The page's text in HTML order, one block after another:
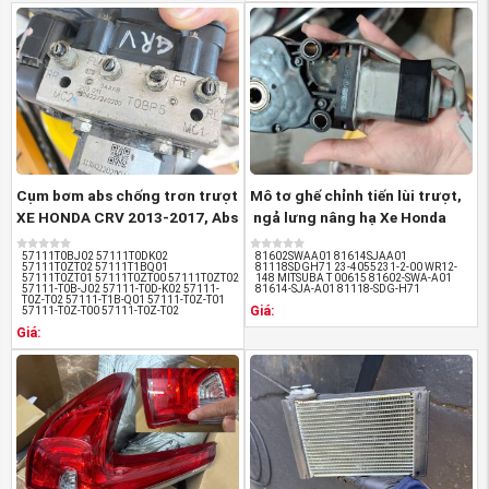
Cách phân biệt được Lọc gió điều hòa xe Honda CRV
2018-2023 hàng chính hãng và hàng nhái:
Tem nhãn: Theo đúng tiêu chuẩn hãng
Bao bì: sản phẩm được gắn tem nhãn chuẩn của
Honda Motors
Đường nét sản phẩm sắc sảo, rõ nét, không có
nhựa thừa, không trầy xước.
(Lọc gió điều hòa xe Honda CRV 2018-2023 nguồn
Cụm bơm abs chống trơn trượt
XE HONDA CRV 2013-2017, Abs
Cr-V ...
57111T0BJ02 57111T0DK02
57111T0ZT02 57111T1BQ01
57111T0ZT01 57111T0ZT00 57111T0ZT02
57111-T0B-J02 57111-T0D-K02 57111-
T0Z-T02 57111-T1B-Q01 57111-T0Z-T01
57111-T0Z-T00 57111-T0Z-T02
Giá:
Mô tơ ghế chỉnh tiến lùi trượt,
ngả lưng nâng hạ Xe Honda
Crv ...
81602SWAA01 81614SJAA01
81118SDGH71 23-4055231-2-00 WR12-
148 MITSUBA T 00615 81602-SWA-A01
81614-SJA-A01 81118-SDG-H71
Giá: